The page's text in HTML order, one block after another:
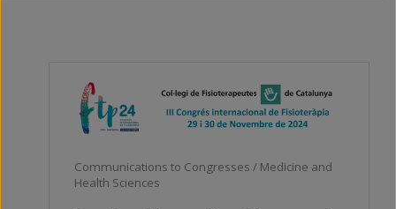
Communications to Congresses / Medicine and
Health Sciences